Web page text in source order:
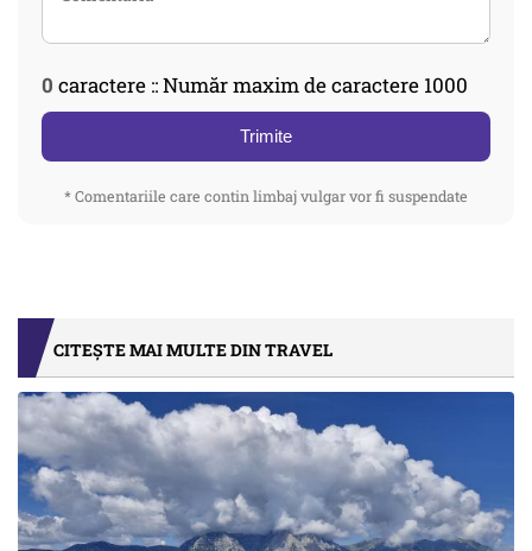
0 caractere :: Număr maxim de caractere 1000
Trimite
* Comentariile care contin limbaj vulgar vor fi suspendate
CITEȘTE MAI MULTE DIN TRAVEL